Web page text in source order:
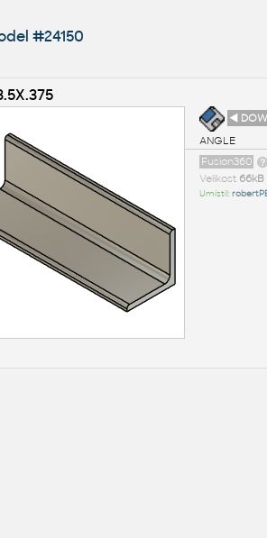
#24150
◄
ANGLE
Fusion360
Velikost 66kB
Umístil: